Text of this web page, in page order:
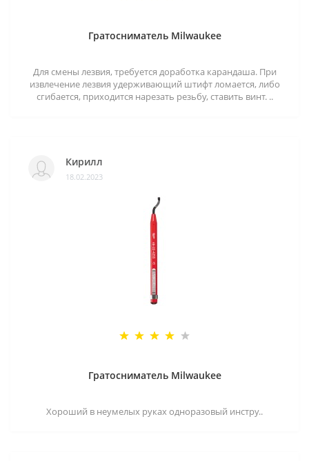
Гратосниматель Milwaukee
Для смены лезвия, требуется доработка карандаша. При
извлечение лезвия удерживающий штифт ломается, либо
сгибается, приходится нарезать резьбу, ставить винт. ..
Кирилл
18.02.2023
Гратосниматель Milwaukee
Хороший в неумелых руках одноразовый инстру..